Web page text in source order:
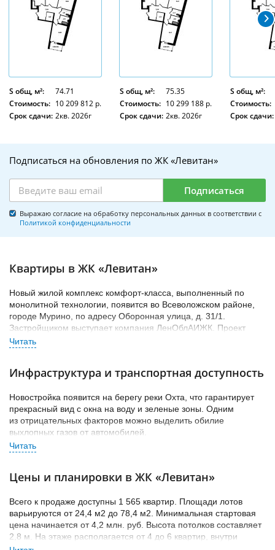
S общ, м²:
74.71
Стоимость: 10 209 812 р.
Срок сдачи: 2кв. 2026г
S общ, м²:
75.35
Стоимость: 10 299 188 р.
Срок сдачи: 2кв. 2026г
S общ, м²:
Стоимость:
Срок сдачи:
Подписаться на обновления по ЖК «Левитан»
Подписаться
Выражаю согласие на обработку персональных данных в соответствии с
Политикой конфиденциальности
Квартиры в ЖК «Левитан»
Новый жилой комплекс комфорт-класса, выполненный по
монолитной технологии, появится во Всеволожском районе,
городе Мурино, по адресу Оборонная улица, д. 31/1.
Застройщиком выступает компания ЛенОблАИЖК. Проект
состоит из одного корпуса, поделенного на 12 секций и
высотой 12 этажей.
Срок сдачи дома назначен на 2 квартал 2025 года.
Инфраструктура и транспортная доступность
Новостройка появится на берегу реки Охта, что гарантирует
прекрасный вид с окна на воду и зеленые зоны. Одним
из отрицательных факторов можно выделить обилие
выхлопных газов от автомобилей.
За 20 минут спокойным шагом можно добраться до станции
железнодорожная станция. В утренние и вечерние часы на
передвижение для пешеходов и автомобилистов. На машине
можно добраться до горнолыжных курортов «Охта-Парк» и
«Северный склон». Выезд на КАД находится в 3 километрах от
новостройки.
Цены и планировки в ЖК «Левитан»
Всего к продаже доступны 1 565 квартир. Площади лотов
варьируются от 24,4 м2 до 78,4 м2. Минимальная стартовая
цена начинается от 4,2 млн. руб. Высота потолков составляет
2,8 м. На этаже располагается от 4 до 6 квартир, внутри
каждой имеется просторный балкон или лоджия с